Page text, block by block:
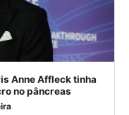
Anne Affleck tinha
no pâncreas